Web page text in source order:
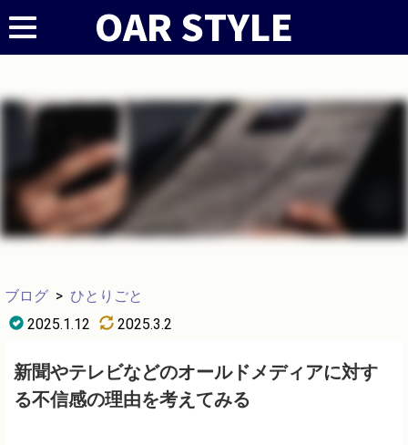
ブログ > ひとりごと
2025.1.12
2025.3.2
新聞やテレビなどのオールドメディアに対す
る不信感の理由を考えてみる